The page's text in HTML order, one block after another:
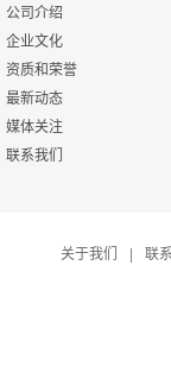
公司介绍
企业文化
资质和荣誉
最新动态
媒体关注
联系我们
关于我们 | 联